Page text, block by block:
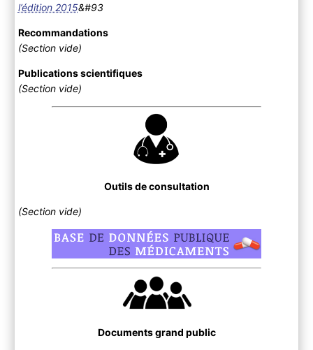
l’édition 2015&#93
Recommandations
(Section vide)
Publications scientifiques
(Section vide)
Outils de consultation
(Section vide)
Documents grand public